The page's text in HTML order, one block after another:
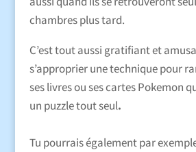
chambres plus tard.
C’est tout aussi gratifiant et
s’approprier une technique pour
ses livres ou ses cartes Pokemon
un puzzle tout seul.
Tu pourrais également par